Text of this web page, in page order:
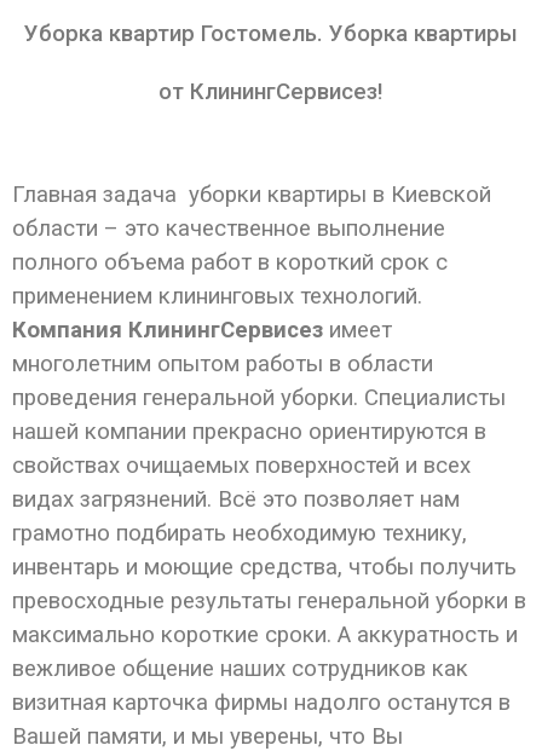
Уборка квартир Гостомель. Уборка квартиры
от КлинингСервисез!
Главная задача уборки квартиры в Киевской
области – это качественное выполнение
полного объема работ в короткий срок с
применением клининговых технологий.
Компания КлинингСервисез имеет
многолетним опытом работы в области
проведения генеральной уборки. Специалисты
нашей компании прекрасно ориентируются в
свойствах очищаемых поверхностей и всех
видах загрязнений. Всё это позволяет нам
грамотно подбирать необходимую технику,
инвентарь и моющие средства, чтобы получить
превосходные результаты генеральной уборки в
максимально короткие сроки. А аккуратность и
вежливое общение наших сотрудников как
визитная карточка фирмы надолго останутся в
Вашей памяти, и мы уверены, что Вы